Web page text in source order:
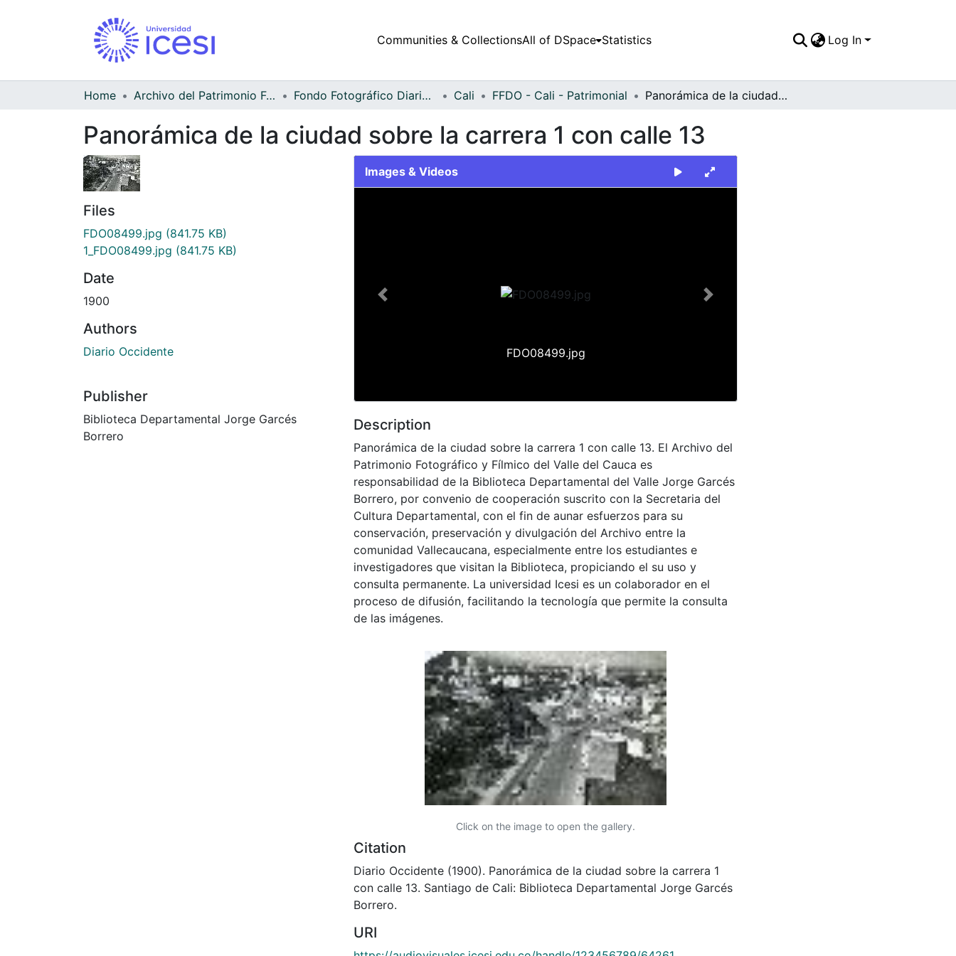
Communities & CollectionsAll of DSpace Statistics Log In
Home Archivo del Patrimonio Fotográfico y Fílmico del Valle del Cauca Fondo Fotográfico Diario Occidente Cali FFDO - Cali - Patrimonial Panorámica de la ciudad sobre la carrera 1 con calle 13
Panorámica de la ciudad sobre la carrera 1 con calle 13
Files
FDO08499.jpg (841.75 KB)
1_FDO08499.jpg (841.75 KB)
Date
1900
Authors
Diario Occidente
Publisher
Biblioteca Departamental Jorge Garcés
Borrero
Images & Videos
FDO08499.jpg
Previous Next
Description
Panorámica de la ciudad sobre la carrera 1 con calle 13. El Archivo del
Patrimonio Fotográfico y Fílmico del Valle del Cauca es
responsabilidad de la Biblioteca Departamental del Valle Jorge Garcés
Borrero, por convenio de cooperación suscrito con la Secretaria del
Cultura Departamental, con el fin de aunar esfuerzos para su
conservación, preservación y divulgación del Archivo entre la
comunidad Vallecaucana, especialmente entre los estudiantes e
investigadores que visitan la Biblioteca, propiciando el su uso y
consulta permanente. La universidad Icesi es un colaborador en el
proceso de difusión, facilitando la tecnología que permite la consulta
de las imágenes.
Click on the image to open the gallery.
Citation
Diario Occidente (1900). Panorámica de la ciudad sobre la carrera 1
con calle 13. Santiago de Cali: Biblioteca Departamental Jorge Garcés
Borrero.
URI